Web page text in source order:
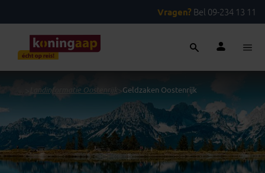
Vragen? Bel 09-234 13 11
Landinformatie Oostenrijk >Geldzaken Oostenrijk